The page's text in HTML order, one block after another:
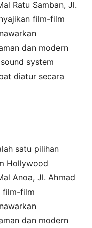
Ratu Samban, Jl.
film-film
dan modern
system
diatur secara
satu pilihan
Hollywood
Anoa, Jl. Ahmad
film-film
dan modern